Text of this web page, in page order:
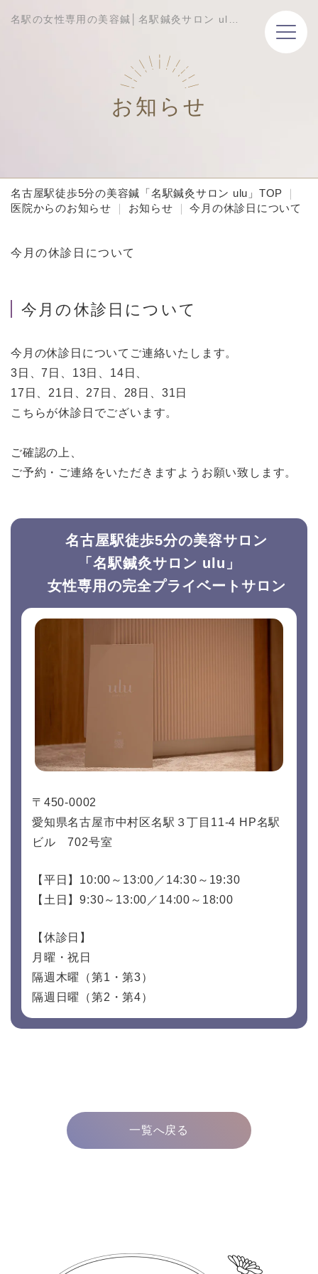
お知らせ
名古屋駅徒歩5分の美容鍼「名駅鍼灸サロン ulu」TOP
医院からのお知らせ
お知らせ 今月の休診日について
今月の休診日について
今月の休診日について
今月の休診日についてご連絡いたします。
3日、7日、13日、14日、
17日、21日、27日、28日、31日
こちらが休診日でございます。
ご確認の上、
ご予約・ご連絡をいただきますようお願い致します。
名古屋駅徒歩5分の美容サロン
「名駅鍼灸サロン ulu」
女性専用の完全プライベートサロン
〒450-0002
愛知県名古屋市中村区名駅３丁目11-4 HP名駅
ビル 702号室
【平日】10:00～13:00／14:30～19:30
【土日】9:30～13:00／14:00～18:00
【休診日】
月曜・祝日
隔週木曜（第1・第3）
隔週日曜（第2・第4）
一覧へ戻る